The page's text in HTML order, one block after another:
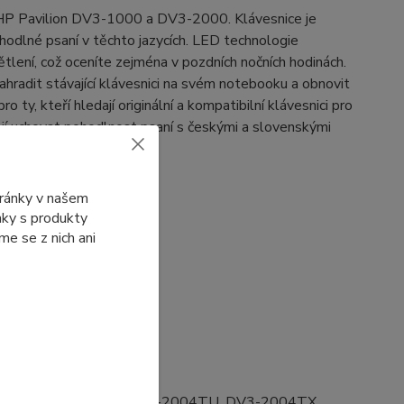
Pavilion DV3-1000 a DV3-2000. Klávesnice je
psaní v těchto jazycích. LED technologie
což oceníte zejména v pozdních nočních hodinách.
stávající klávesnici na svém notebooku a obnovit
ty, kteří hledají originální a kompatibilní klávesnici pro
pohodlnost psaní s českými a slovenskými
v našem
s produkty
se z nich ani